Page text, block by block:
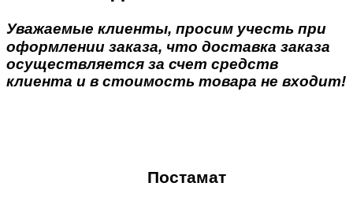
Уважаемые клиенты, просим учесть при
оформлении заказа, что доставка заказа
осуществляется за счет средств
клиента и в стоимость товара не входит!
Постамат